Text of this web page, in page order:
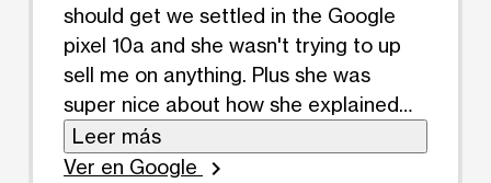
should get we settled in the Google
pixel 10a and she wasn't trying to up
sell me on anything. Plus she was
super nice about how she explained
the whole set up process and transfer.
She was really quick to help. Loved
Leer más
Ver en Google
chevron_right